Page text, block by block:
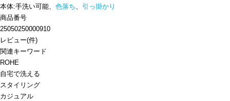
本体:手洗い可能、 色落ち、 引っ掛かり
商品番号
25050250000910
レビュー(件)
関連キーワード
ROHE
自宅で洗える
スタイリング
カジュアル